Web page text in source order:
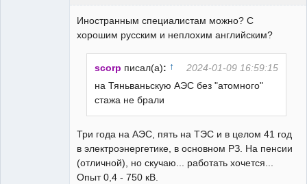
Иностранным специалистам можно? С
хорошим русским и неплохим английским?
scorp писал(а): ↑
2024-01-09 16:59:15
на Тяньваньскую АЭС без "атомного"
стажа не брали
Три года на АЭС, пять на ТЭС и в целом 41 год
в электроэнергетике, в основном РЗ. На пенсии
(отличной), но скучаю... работать хочется...
Опыт 0,4 - 750 кВ.